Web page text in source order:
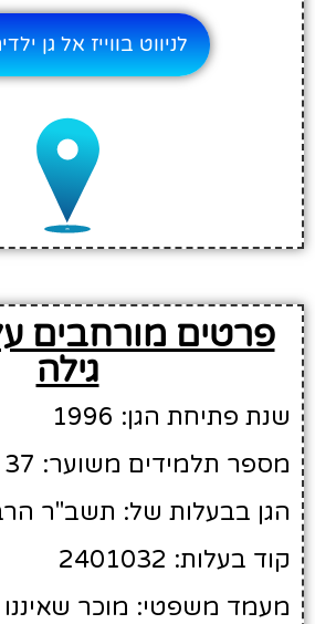
לניווט בווייז אל גן
פרטים מורחבים
גילה
שנת פתיחת הגן: 1996
מספר תלמידים משוער: 37 תלמידים
הגן בבעלות של: תשב"ר
קוד בעלות: 2401032
מעמד משפטי: מוכר שאיננו